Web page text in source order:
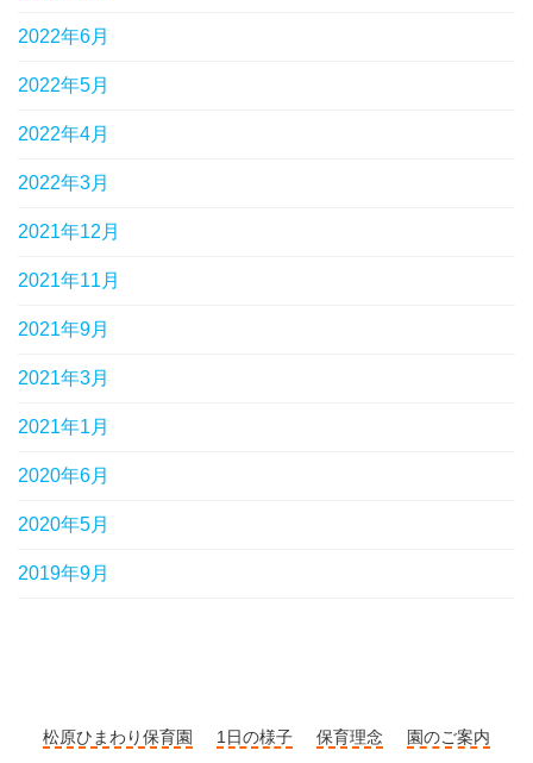
2022年6月
2022年5月
2022年4月
2022年3月
2021年12月
2021年11月
2021年9月
2021年3月
2021年1月
2020年6月
2020年5月
2019年9月
松原ひまわり保育園 1日の様子 保育理念 園のご案内